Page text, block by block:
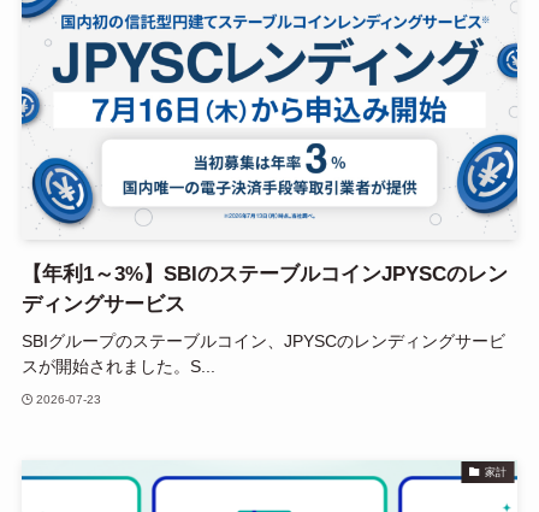
【年利1～3%】SBIのステーブルコインJPYSCのレン
ディングサービス
SBIグループのステーブルコイン、JPYSCのレンディングサービ
スが開始されました。S...
2026-07-23
家計